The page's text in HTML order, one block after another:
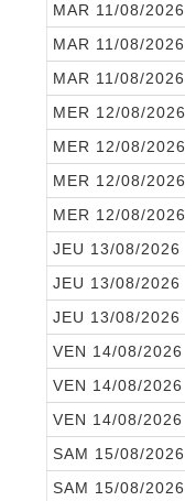
MAR 11/08/2026
MAR 11/08/2026
MAR 11/08/2026
MER 12/08/2026
MER 12/08/2026
MER 12/08/2026
MER 12/08/2026
JEU 13/08/2026
JEU 13/08/2026
JEU 13/08/2026
VEN 14/08/2026
VEN 14/08/2026
VEN 14/08/2026
SAM 15/08/2026
SAM 15/08/2026